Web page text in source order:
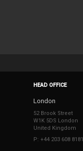
HEAD OFFICE
London
52 Brook Street
W1K 5DS London
United Kingdom
P: +44 203 608 8181